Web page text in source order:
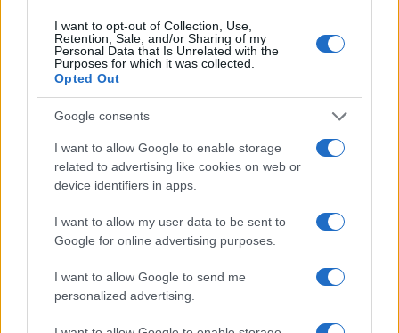
I want to opt-out of Collection, Use,
Retention, Sale, and/or Sharing of my
Personal Data that Is Unrelated with the
Purposes for which it was collected.
Opted Out
Google consents
I want to allow Google to enable storage
related to advertising like cookies on web or
device identifiers in apps.
I want to allow my user data to be sent to
Google for online advertising purposes.
I want to allow Google to send me
personalized advertising.
HELLENiQ ENERGY: Κέρδη 393 εκατ. ευρώ στο α' εξάμηνο –
Στα 734 εκατ. ευρώ τα EBITDA
Viohalco: Αυξημένος κατά
14% ο τζίρος στο α'
– Στα 446 εκατ. ευρώ τα
EBITDA
την Ενέργεια